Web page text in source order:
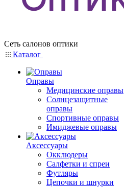
Сеть салонов оптики
Каталог
Оправы
Медицинские оправы
Солнцезащитные
оправы
Спортивные оправы
Имиджевые оправы
Аксессуары
Окклюдеры
Салфетки и спреи
Футляры
Цепочки и шнурки